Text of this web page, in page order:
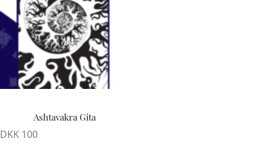
Ashtavakra Gita
DKK 100